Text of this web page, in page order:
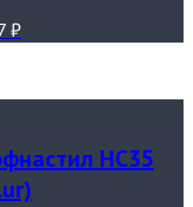
₽
НС35